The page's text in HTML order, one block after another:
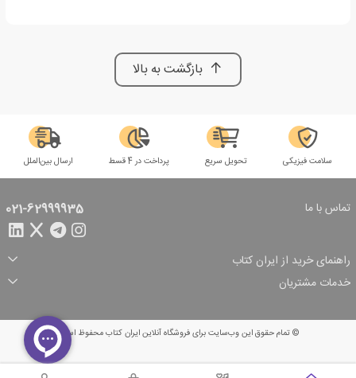
بازگشت به بالا
سلامت فیزیکی تحویل سریع پرداخت در 4 قسط ارسال بین‌الملل
تماس با ما 021-62999935
راهنمای خرید از ایران کتاب
ثبت سفارش
شرایط ارسال سفارش
شیوه پرداخت
تخفیف‌های خرید
خدمات مشتریان
© تمام حقوق این وب‌سایت برای فروشگاه آنلاین ایران کتاب محفوظ است.